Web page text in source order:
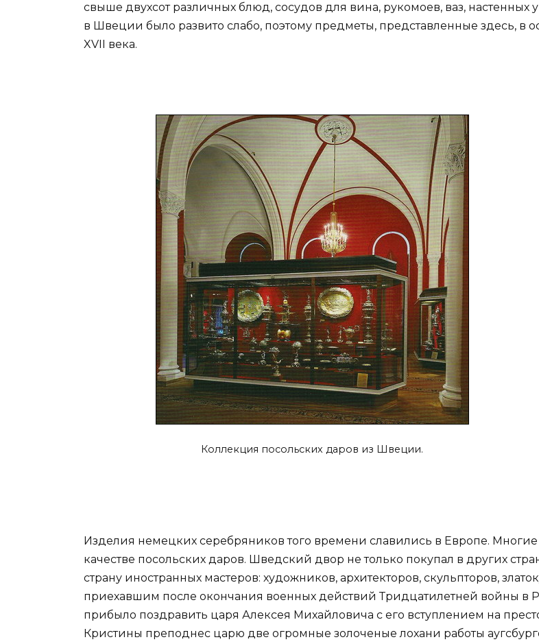
свыше двухсот различных блюд, сосудов для вина, рукомоев, ваз,
в Швеции было развито слабо, поэтому предметы, представленные здесь,
XVII века.
Коллекция посольских даров из Швеции.
Изделия немецких серебряников того времени славились в Европе.
качестве посольских даров. Шведский двор не только покупал в других
страну иностранных мастеров: художников, архитекторов, скульпторов,
приехавшим после окончания военных действий Тридцатилетней войны в
прибыло поздравить царя Алексея Михайловича с его вступлением на
Кристины преподнес царю две огромные золоченые лохани работы